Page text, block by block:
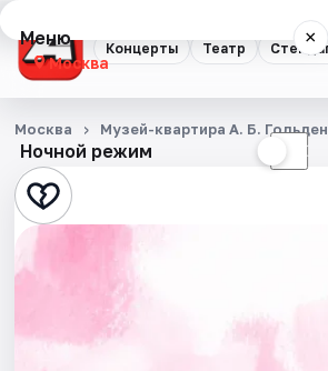
Концерты Театр
Меню ×
Москва
Концерты
Театр
Стендап
Выставки
Ночной режим ☾
Москва Музей-квартира А. Б.